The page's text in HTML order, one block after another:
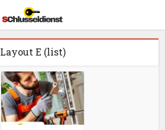
Layout E (list)